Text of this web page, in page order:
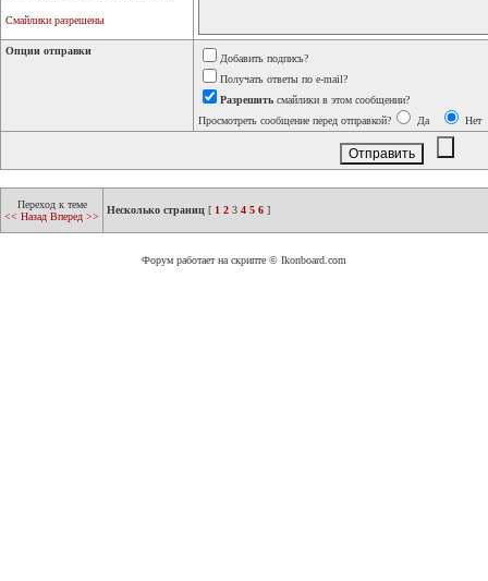
Смайлики разрешены
Опции отправки
Добавить подпись?
Получать ответы по e-mail?
Разрешить смайлики в этом сообщении?
Просмотреть сообщение перед отправкой?
Да Нет
Переход к теме
<< Назад Вперед >>
Несколько страниц [ 1 2 3 4 5 6 ]
Форум работает на скрипте © Ikonboard.com